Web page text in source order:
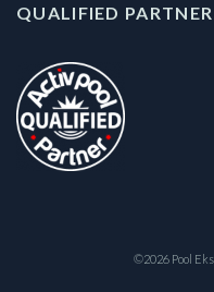
QUALIFIED PARTNER
©2026 Pool